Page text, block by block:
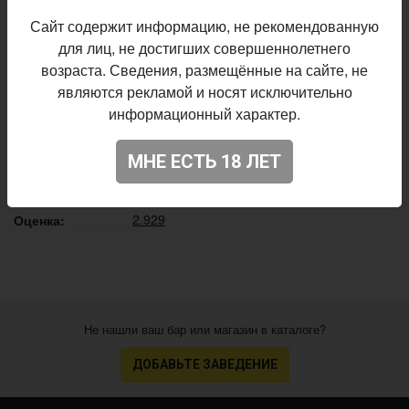
Описание производителя
Пивоварни: Кроп-Пиво× Brouwerij Het Nest
Стиль:
Brown Ale - Belgian
16,0%
6,0%
постоянный выпуск
Оценка:
2.929
Не нашли ваш бар или магазин в каталоге?
ДОБАВЬТЕ ЗАВЕДЕНИЕ
Сайт содержит информацию, не рекомендованную
для лиц, не достигших совершеннолетнего
возраста. Сведения, размещённые на сайте, не
являются рекламой и носят исключительно
информационный характер.
МНЕ ЕСТЬ 18 ЛЕТ